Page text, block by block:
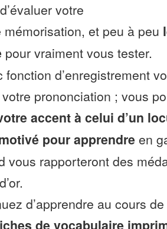
votre
et peu à peu
pour vraiment vous tester.
fonction d’enregistrement
votre prononciation ; vous
accent à celui d’un
pour apprendre en
vous rapporteront des
d’apprendre au cours
de vocabulaire